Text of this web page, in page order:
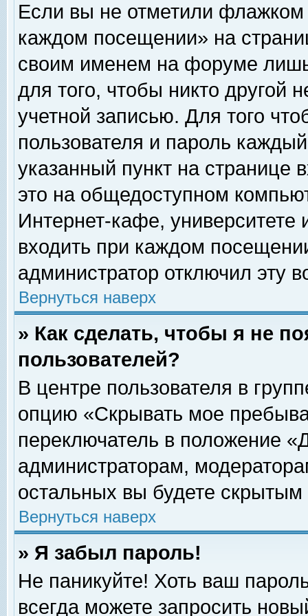
Если вы не отметили флажком
каждом посещении» на
своим именем на форуме
для того, чтобы никто другой
учетной записью. Для того
пользователя и пароль
указанный пункт на
это на общедоступном
Интернет-кафе, университете
входить при каждом
администратор отключил эту
Вернуться наверх
» Как сделать, чтобы я не
пользователей?
В центре пользователя в
опцию «Скрывать мое
переключатель в положение
администраторам,
остальных вы будете скрытым
Вернуться наверх
» Я забыл пароль!
Не паникуйте! Хоть ваш
всегда можете запросить